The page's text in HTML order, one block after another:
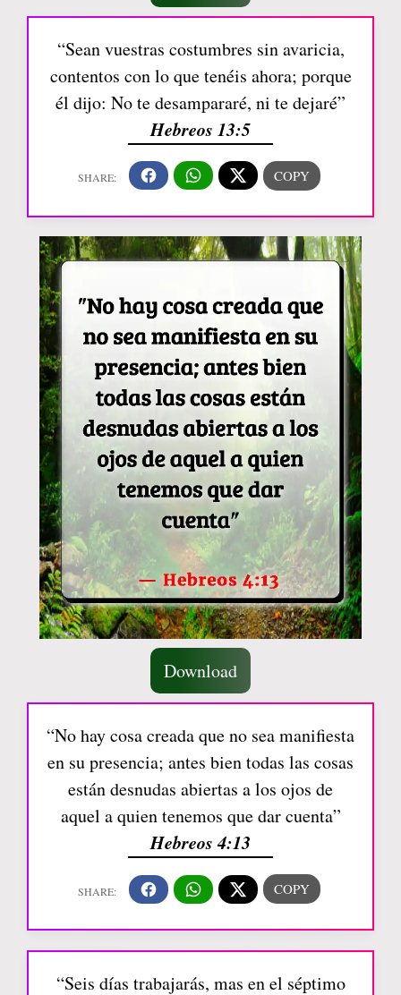
“Sean vuestras costumbres sin avaricia,
contentos con lo que tenéis ahora; porque
él dijo: No te desampararé, ni te dejaré”
Hebreos 13:5
Download
“No hay cosa creada que no sea manifiesta
en su presencia; antes bien todas las cosas
están desnudas abiertas a los ojos de
aquel a quien tenemos que dar cuenta”
Hebreos 4:13
“Seis días trabajarás, mas en el séptimo